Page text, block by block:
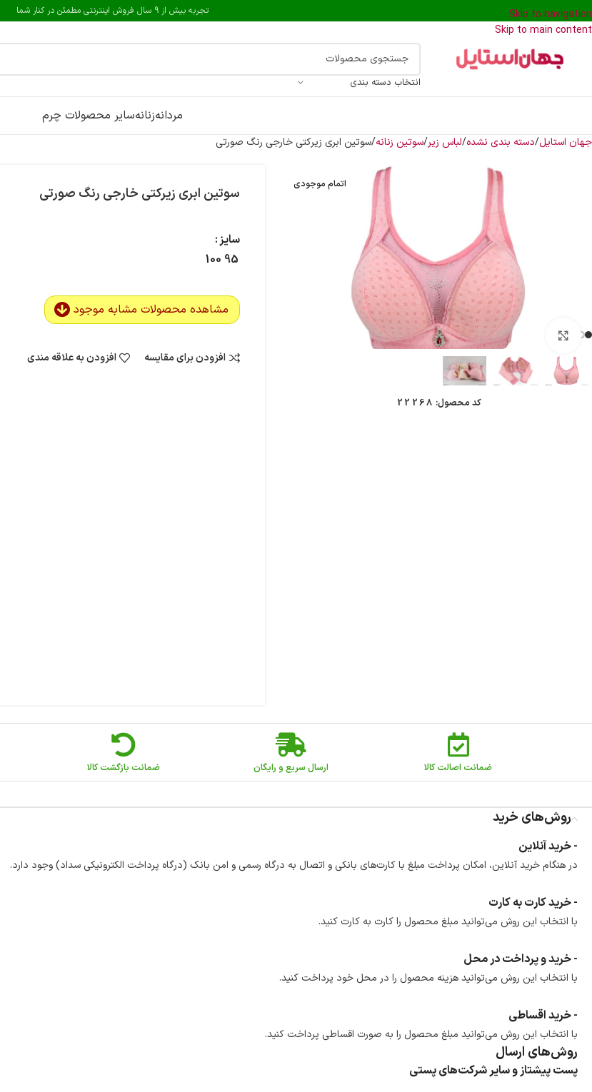
Skip to navigation
Skip to main content
تجربه بیش از 9 سال فروش اینترنتی مطمئن در کنار شما
انتخاب دسته بندی
مردانهزنانهسایر محصولات چرم
جهان استایل دسته بندی نشده لباس زیر سوتین زنانه سوتین ابری زیرکتی خارجی رنگ صورتی
اتمام موجودی
بزرگنمایی تصویر
کد محصول: 22268
سوتین ابری زیرکتی خارجی رنگ صورتی
سایز
95
100
مشاهده محصولات مشابه موجود
افزودن برای مقایسه افزودن به علاقه مندی
ضمانت اصالت کالا ارسال سریع و رایگان ضمانت بازگشت کالا
روش‌های خرید
- خرید آنلاین
در هنگام خرید آنلاین، امکان پرداخت مبلغ با کارت‌های بانکی و اتصال به درگاه رسمی و امن بانک (درگاه پرداخت الکترونیکی سداد) وجود دارد.
- خرید کارت به کارت
با انتخاب این روش می‌توانید مبلغ محصول را کارت به کارت کنید.
- خرید و پرداخت در محل
با انتخاب این روش می‌توانید هزینه محصول را در محل خود پرداخت کنید.
- خرید اقساطی
با انتخاب این روش می‌توانید مبلغ محصول را به صورت اقساطی پرداخت کنید.
روش‌های ارسال
پست پیشتاز و سایر شرکت‌های پستی